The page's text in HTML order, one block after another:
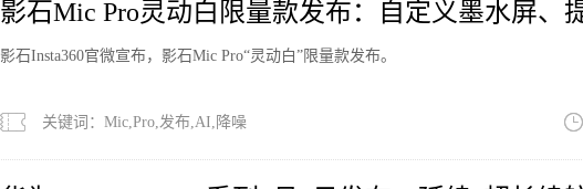
影石Mic Pro灵动白限量款发布：自定义墨水屏、
降噪
影石Insta360官微宣布，影石Mic Pro“灵动白”限量款发布。
关键词：Mic,Pro,发布,AI,降噪